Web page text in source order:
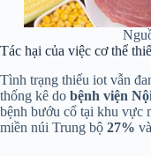
Tác hại của việc cơ thể
Tình trạng thiếu iot vẫn
thống kê do bệnh viện
bệnh bướu cổ tại khu vực
miền núi Trung bộ 27%